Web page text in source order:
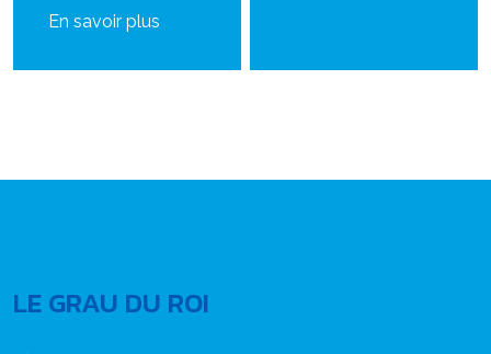
En savoir plus
LE GRAU DU ROI